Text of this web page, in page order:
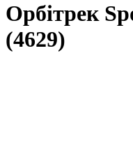
Орбітрек
(4629)